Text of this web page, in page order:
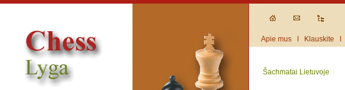
Apie mus Klauskite
Šachmatai Lietuvoje